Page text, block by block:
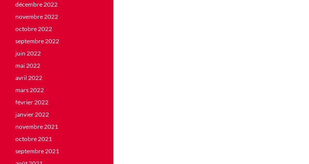
décembre 2022
novembre 2022
octobre 2022
septembre 2022
juin 2022
mai 2022
avril 2022
mars 2022
février 2022
janvier 2022
novembre 2021
octobre 2021
septembre 2021